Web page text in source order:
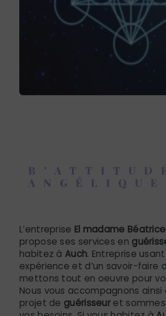
ANGÉLIQUE
L’entreprise El madame
propose ses services en
habitez àAuch. Entreprise usant
expérience et d’un savoir-faire
mettons tout en oeuvre pour
Nous vous accompagnons ainsi
projet de guérisseur et